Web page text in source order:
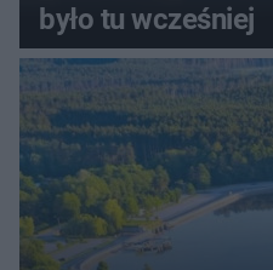
było tu wcześniej